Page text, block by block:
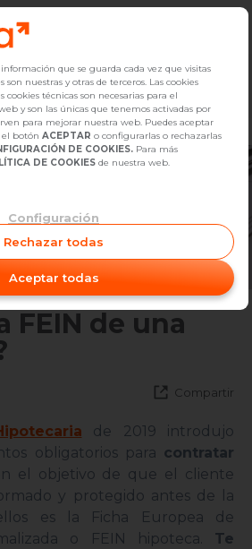
Inmuebles
Diseño Reforma
FEIN de una
Compartir
de 2019 introdujo
obligatorios para contratar
el objetivo de que el cliente
y protegido antes de la
es la Ficha Europea de
o FEIN hipoteca. Te
que se guarda cada vez que visitas
nuestras y otras de terceros. Las cookies
cookies técnicas son necesarias para el
y son las únicas que tenemos activadas por
para mejorar nuestra web. Puedes aceptar
el botón ACEPTAR o configurarlas o rechazarlas
DE COOKIES. Para más
DE COOKIES de nuestra web.
Configuración
Rechazar todas
Aceptar todas